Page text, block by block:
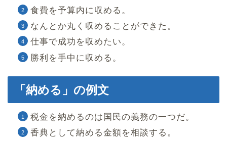
食費を予算内に収める。
なんとか丸く収めることができた。
仕事で成功を収めたい。
勝利を手中に収める。
「納める」の例文
税金を納めるのは国民の義務の一つだ。
香典として納める金額を相談する。